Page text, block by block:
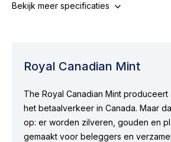
Bekijk meer specificaties
Royal Canadian Mint
The Royal Canadian Mint
het betaalverkeer in Canada. Maar
op: er worden zilveren, gouden en
gemaakt voor beleggers en